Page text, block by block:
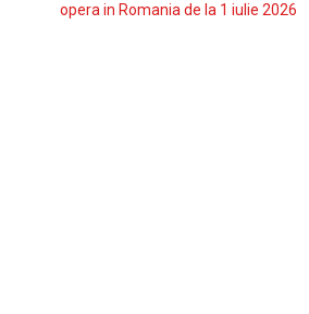
opera in Romania de la 1 iulie 2026